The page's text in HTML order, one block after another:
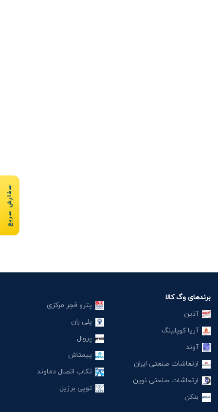
برندهای وگ کالا
آذین
آریا کوپلینگ
آوند
ارتعاشات صنعتی ایران
ارتعاشات صنعتی نوین
بنکن
پترو فجر مرکزی
پلی ران
پروال
پیمتاش
تکاب اتصال دماوند
توپی برزیل
سفارش سریع